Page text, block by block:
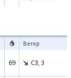
Ветер
69 СЗ, 3